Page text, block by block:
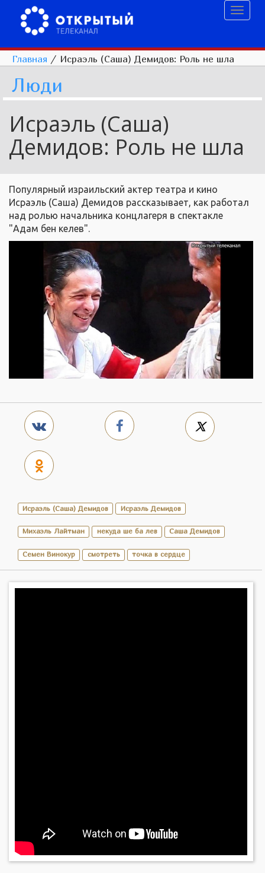
Главная / Исраэль (Саша) Демидов: Роль не шла
Люди
Исраэль (Саша)
Демидов: Роль не шла
Популярный израильский актер театра и кино
Исраэль (Саша) Демидов рассказывает, как работал
над ролью начальника концлагеря в спектакле
"Адам бен келев".
Исраэль (Саша) Демидов Исраэль Демидов
Михаэль Лайтман некуда ше ба лев Саша Демидов
Семен Винокур смотреть точка в сердце